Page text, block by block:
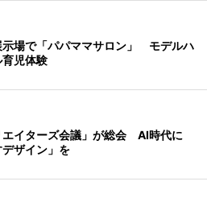
示場で「パパママサロン」 モデルハ
児体験
エイターズ会議」が総会 AI時代に
デザイン」を